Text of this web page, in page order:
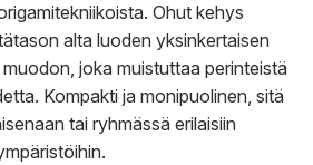
Ohut kehys
alta luoden yksinkertaisen
joka muistuttaa perinteistä
Kompakti ja monipuolinen, sitä
tai ryhmässä erilaisiin